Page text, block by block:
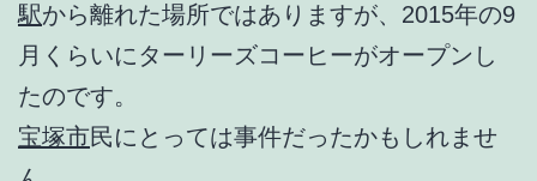
駅から離れた場所ではありますが、2015年の9
月くらいにターリーズコーヒーがオープンし
たのです。
宝塚市民にとっては事件だったかもしれませ